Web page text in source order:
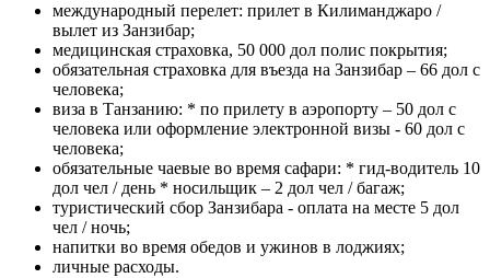
международный перелет: прилет в Килиманджаро /
вылет из Занзибар;
медицинская страховка, 50 000 дол полис покрытия;
обязательная страховка для въезда на Занзибар – 66 дол с
человека;
виза в Танзанию: * по прилету в аэропорту – 50 дол с
человека или оформление электронной визы - 60 дол с
человека;
обязательные чаевые во время сафари: * гид-водитель 10
дол чел / день * носильщик – 2 дол чел / багаж;
туристический сбор Занзибара - оплата на месте 5 дол
чел / ночь;
напитки во время обедов и ужинов в лоджиях;
личные расходы.